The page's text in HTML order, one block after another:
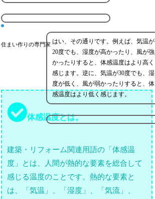
住まい作りの専門家 はい、その通りです。例えば、気温が
20度でも、湿度が高かったり、風が強
かったりすると、体感温度はより高く
感じます。逆に、気温が30度でも、湿
度が低く、風が弱かったりすると、体
感温度はより低く感じます。
体感温度とは。
建築・リフォーム関連用語の「体感温
度」とは、人間が熱的な要素を総合して
感じる温度のことです。熱的な要素と
は、「気温」、「湿度」、「気流」、